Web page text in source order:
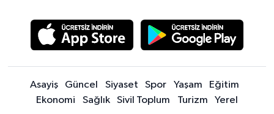
Asayiş Güncel Siyaset Spor Yaşam
Eğitim
Ekonomi
Sağlık Sivil Toplum Turizm Yerel